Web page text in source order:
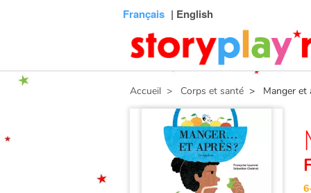
Français | English
Accueil > Corps et santé > Manger et